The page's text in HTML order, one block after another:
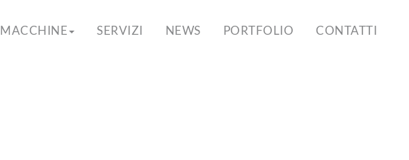
MACCHINE SERVIZI NEWS PORTFOLIO CONTATTI